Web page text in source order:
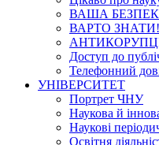
ВАША
ВАРТО ЗНАТИ!
Доступ до
Телефонний
УНІВЕРСИТЕТ
Портрет ЧНУ
Наукова й
Наукові
Освітня